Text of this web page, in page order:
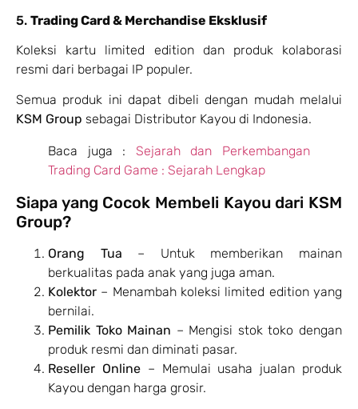
5. Trading Card & Merchandise Eksklusif
Koleksi kartu limited edition dan produk kolaborasi
resmi dari berbagai IP populer.
Semua produk ini dapat dibeli dengan mudah melalui
KSM Group sebagai Distributor Kayou di Indonesia.
Baca juga : Sejarah dan Perkembangan
Trading Card Game : Sejarah Lengkap
Siapa yang Cocok Membeli Kayou dari KSM
Group?
Orang Tua – Untuk memberikan mainan
berkualitas pada anak yang juga aman.
Kolektor – Menambah koleksi limited edition yang
bernilai.
Pemilik Toko Mainan – Mengisi stok toko dengan
produk resmi dan diminati pasar.
Reseller Online– Memulai usaha jualan produk
Kayou dengan harga grosir.